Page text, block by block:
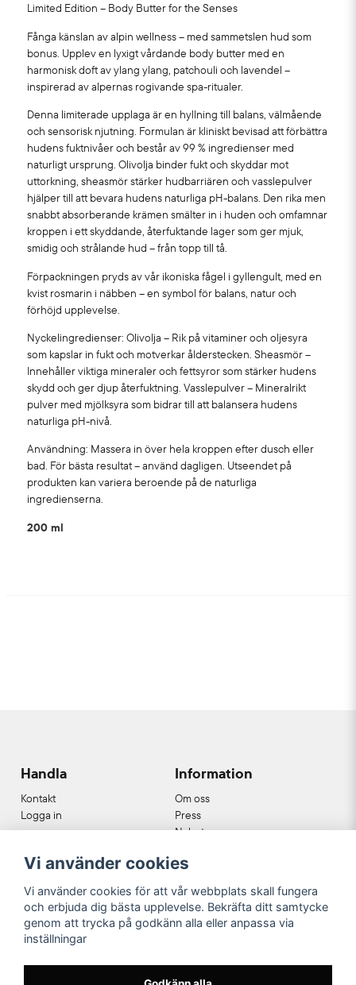
Limited Edition – Body Butter for the Senses
Fånga känslan av alpin wellness – med sammetslen hud som
bonus. Upplev en lyxigt vårdande body butter med en
harmonisk doft av ylang ylang, patchouli och lavendel –
inspirerad av alpernas rogivande spa-ritualer.
Denna limiterade upplaga är en hyllning till balans, välmående
och sensorisk njutning. Formulan är kliniskt bevisad att förbättra
hudens fuktnivåer och består av 99 % ingredienser med
naturligt ursprung. Olivolja binder fukt och skyddar mot
uttorkning, sheasmör stärker hudbarriären och vasslepulver
hjälper till att bevara hudens naturliga pH-balans. Den rika men
snabbt absorberande krämen smälter in i huden och omfamnar
kroppen i ett skyddande, återfuktande lager som ger mjuk,
smidig och strålande hud – från topp till tå.
Förpackningen pryds av vår ikoniska fågel i gyllengult, med en
kvist rosmarin i näbben – en symbol för balans, natur och
förhöjd upplevelse.
Nyckelingredienser: Olivolja – Rik på vitaminer och oljesyra
som kapslar in fukt och motverkar ålderstecken. Sheasmör –
Innehåller viktiga mineraler och fettsyror som stärker hudens
skydd och ger djup återfuktning. Vasslepulver – Mineralrikt
pulver med mjölksyra som bidrar till att balansera hudens
naturliga pH-nivå.
Användning: Massera in över hela kroppen efter dusch eller
bad. För bästa resultat – använd dagligen. Utseendet på
produkten kan variera beroende på de naturliga
ingredienserna.
200 ml
Handla
Kontakt
Logga in
Information
Om oss
Press
Nyheter
Cookies
Köpvillkor
Våra partners
Vi använder cookies
Vi använder cookies för att vår webbplats skall fungera
och erbjuda dig bästa upplevelse. Bekräfta ditt samtycke
genom att trycka på godkänn alla eller anpassa via
inställningar